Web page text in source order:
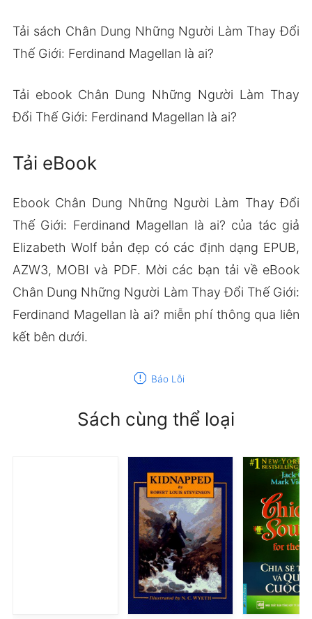
Tải sách Chân Dung Những Người Làm Thay Đổi
Thế Giới: Ferdinand Magellan là ai?
Tải ebook Chân Dung Những Người Làm Thay
Đổi Thế Giới: Ferdinand Magellan là ai?
Tải eBook
Ebook Chân Dung Những Người Làm Thay Đổi
Thế Giới: Ferdinand Magellan là ai? của tác giả
Elizabeth Wolf bản đẹp có các định dạng EPUB,
AZW3, MOBI và PDF. Mời các bạn tải về eBook
Chân Dung Những Người Làm Thay Đổi Thế Giới:
Ferdinand Magellan là ai? miễn phí thông qua liên
kết bên dưới.
report Báo Lỗi
Sách cùng thể loại